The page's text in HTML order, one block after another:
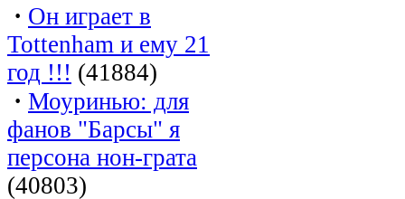
· Он играет в
Tottenham и ему 21
год !!! (41884)
· Моуринью: для
фанов "Барсы" я
персона нон-грата
(40803)